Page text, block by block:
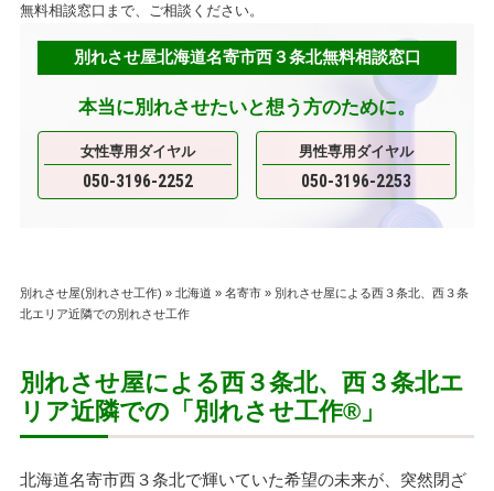
無料相談窓口まで、ご相談ください。
別れさせ屋北海道名寄市西３条北無料相談窓口
本当に別れさせたいと想う方のために。
女性専用ダイヤル
050-3196-2252
男性専用ダイヤル
050-3196-2253
別れさせ屋(別れさせ工作) » 北海道 » 名寄市 » 別れさせ屋による西３条北、西３条
北エリア近隣での別れさせ工作
別れさせ屋による西３条北、西３条北エ
リア近隣での「別れさせ工作® 」
北海道名寄市西３条北で輝いていた希望の未来が、突然閉ざ